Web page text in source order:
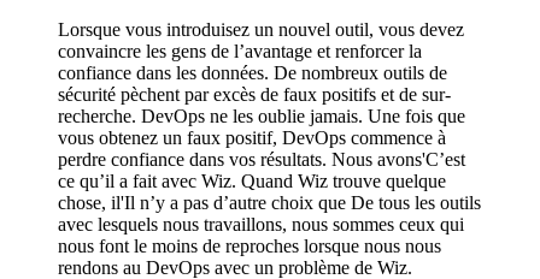
Lorsque vous introduisez un nouvel outil, vous devez
convaincre les gens de l’avantage et renforcer la
confiance dans les données. De nombreux outils de
sécurité pèchent par excès de faux positifs et de sur-
recherche. DevOps ne les oublie jamais. Une fois que
vous obtenez un faux positif, DevOps commence à
perdre confiance dans vos résultats. Nous avons'C’est
ce qu’il a fait avec Wiz. Quand Wiz trouve quelque
chose, il'Il n’y a pas d’autre choix que De tous les outils
avec lesquels nous travaillons, nous sommes ceux qui
nous font le moins de reproches lorsque nous nous
rendons au DevOps avec un problème de Wiz.